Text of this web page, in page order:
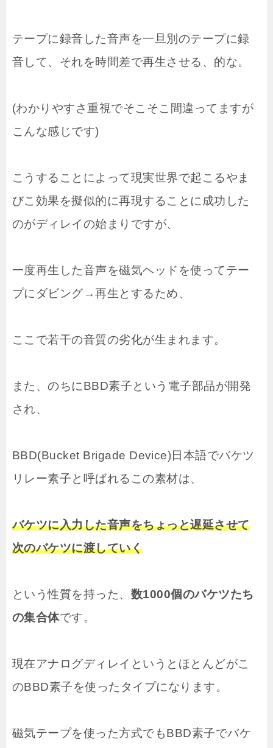
テープに録音した音声を一旦別のテープに録
音して、それを時間差で再生させる、的な。
(わかりやすさ重視でそこそこ間違ってますが
こんな感じです)
こうすることによって現実世界で起こるやま
びこ効果を擬似的に再現することに成功した
のがディレイの始まりですが、
一度再生した音声を磁気ヘッドを使ってテー
プにダビング→再生とするため、
ここで若干の音質の劣化が生まれます。
また、のちにBBD素子という電子部品が開発
され、
BBD(Bucket Brigade Device)日本語でバケツ
リレー素子と呼ばれるこの素材は、
バケツに入力した音声をちょっと遅延させて
次のバケツに渡していく
という性質を持った、 数1000個のバケツたち
の集合体です。
現在アナログディレイというとほとんどがこ
のBBD素子を使ったタイプになります。
磁気テープを使った方式でもBBD素子でバケ